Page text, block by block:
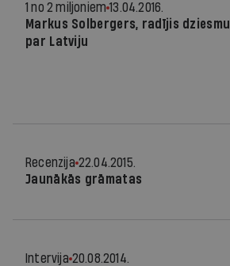
1 no 2 miljoniem 13.04.2016.
Markus Solbergers, radījis dziesmu
par Latviju
Recenzija 22.04.2015.
Jaunākās grāmatas
Intervija 20.08.2014.